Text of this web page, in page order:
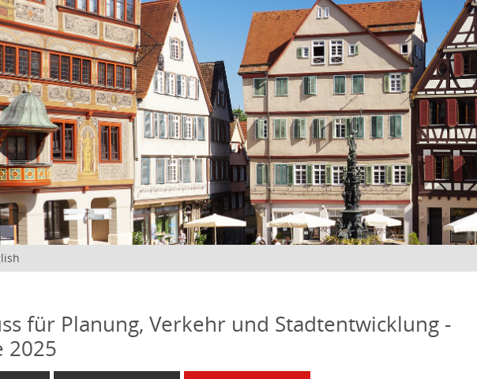
für Planung, Verkehr und Stadtentwicklung -
2025